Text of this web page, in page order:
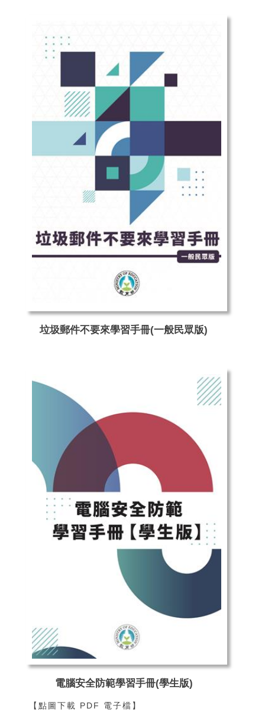
垃圾郵件不要來學習手冊(一般民眾版)
電腦安全防範學習手冊(學生版)
【點圖下載 PDF 電子檔】